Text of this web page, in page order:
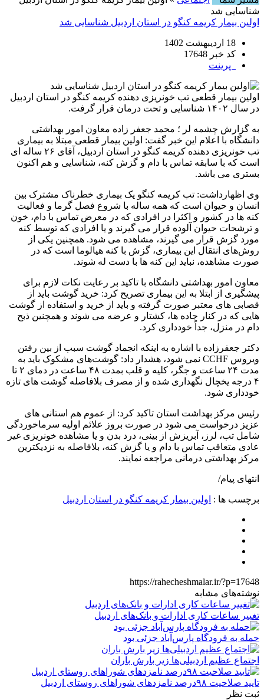
شناسایی شد
اولین بیمار کریمه کنگو در استان اردبیل شناسایی شد
18 اردیبهشت 1402
کد خبر 17648
پرینت
اولین بیمار قطعی تب خونریزی دهنده کریمه کنگو در استان اردبیل
در سال ۱۴۰۲ شناسایی و تحت درمان قرار گرفت.
به گزارش چشمه لر ؛ محمد جعفر زاده معاون امور بهداشتی
دانشگاه با اعلام این خبر گفت: اولین بیمار قطعی مبتلا به بیماری
تب خونریزی دهنده کریمه کنگو در استان اردبیل، آقای ۲۶ ساله ای
است که با سابقه تماس با دام و گزش کنه، شناسایی و هم اکنون
بستری می باشد.
وی اظهارداشت: تب کریمه کنگو یک بیماری خطرناک مشترک بین
انسان و حیوان است که همه ساله با شروع فصل گرما و فعالیت
کنه ها در کشور و اکثرا در افرادی که در معرض تماس با دام، خون
و ترشحات حیوان آلوده قرار می گیرند و یا افرادی که توسط کنه
مورد گزش قرار می گیرند، مشاهده می شود. همچنین یکی از
روش‌های انتقال این بیماری، گزش با کنه هیالوما است که در
صورت مشاهده، نباید این کنه ها با دست له شوند.
معاون امور بهداشتی دانشگاه با تاکید بر رعایت نکات لازم برای
پیشگیری از ابتلا به این بیماری تصریح کرد: خرید گوشت باید از
قصابی های معتبر صورت گرفته و باید از خرید و استفاده از گوشت
هایی که در کنار جاده ها، کشتار و عرضه می شوند و همچنین ذبح
دام در منزل، جداً خودداری کرد.
دکتر جعفرزاده با اشاره به اینکه انجماد گوشت سبب از بین رفتن
ویروس CCHF نمی شود، هشدار داد: گوشت‌های مشکوک باید به
مدت ۲۴ ساعت و جگر، کلیه و قلب بمدت ۴۸ ساعت در دمای ۲ تا
۴ درجه یخچال نگهداری شده و از مصرف بلافاصله گوشت های تازه
خودداری شود.
رئیس مرکز بهداشت استان تاکید کرد: از عموم هم استانی های
عزیز درخواست می شود در صورت بروز علائم اولیه سرماخوردگی
شامل تب، لرز، آبریزش از بینی، درد بدن و یا مشاهده خونریزی غیر
عادی متعاقب تماس با دام و یا گزش کنه، بلافاصله به نزدیکترین
مرکز بهداشتی درمانی مراجعه نمایند.
انتهای پیام/
برچسب ها : اولین بیمار کریمه کنگو در استان اردبیل
https://rahecheshmalar.ir/?p=17648
نوشته‌های مشابه
تغییر ساعات کاری ادارات و بانک‌های اردبیل
حمله به فرودگاه پارس‌‌آباد جزئی بود
اجتماع عظیم اردبیلی‌ها زیر بارش باران
تایید صلاحیت ۹۸درصد نامزدهای شوراهای روستای اردبیل
ثبت نظر